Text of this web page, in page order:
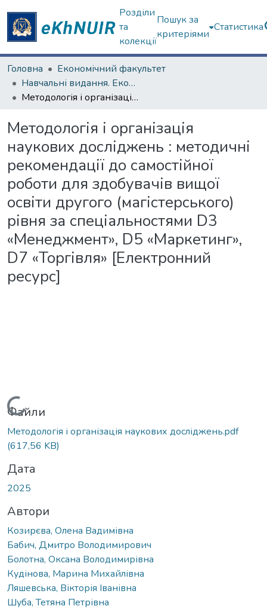
Розділи
та
колекції
Пошук за
критеріями
Статистика
Головна
Економічний факультет
Навчальні видання. Економічний факультет
Методологія і організація наукових досліджень : методичні рекомендації до самостійної роботи для здобувачів вищої освіти другого (магістерського) рівня за спеціальностями D3 «Менеджмент», D5 «Маркетинг», D7 «Торгівля» [Електронний ресурс]
Методологія і організація
наукових досліджень : методичні
рекомендації до самостійної
роботи для здобувачів вищої
освіти другого (магістерського)
рівня за спеціальностями D3
«Менеджмент», D5 «Маркетинг»,
D7 «Торгівля» [Електронний
ресурс]
Вантажиться...
Файли
Методологія і організація наукових досліджень.pdf
(617,56 KB)
Дата
2025
Автори
Козирєва, Олена Вадимівна
Бабич, Дмитро Володимирович
Болотна, Оксана Володимирівна
Кудінова, Марина Михайлівна
Ляшевська, Вікторія Іванівна
Шуба, Тетяна Петрівна